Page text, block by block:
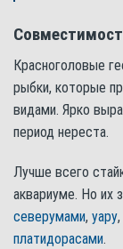
Красноголовые
рыбки, которые
видами. Ярко
период нереста.
Лучше всего
аквариуме. Но их
северумами, уару,
платидорасами.